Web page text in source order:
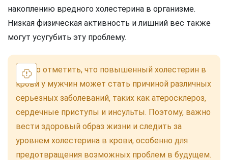
накоплению вредного холестерина в организме.
Низкая физическая активность и лишний вес также
могут усугубить эту проблему.
Важно отметить, что повышенный холестерин в
крови у мужчин может стать причиной различных
серьезных заболеваний, таких как атеросклероз,
сердечные приступы и инсульты. Поэтому, важно
вести здоровый образ жизни и следить за
уровнем холестерина в крови, особенно для
предотвращения возможных проблем в будущем.